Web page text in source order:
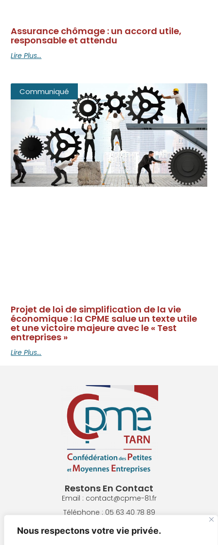
Nous respectons votre vie privée.
Assurance chômage : un accord utile,
responsable et attendu
Lire Plus...
Communiqué
Projet de loi de simplification de la vie
économique : la CPME salue un texte utile
et une victoire majeure avec le « Test
entreprises »
Lire Plus...
Restons En Contact
Email : contact@cpme-81.fr
Téléphone : 05 63 40 78 89
Adresse : 8 Pl. de la République, 81300 Graulhet